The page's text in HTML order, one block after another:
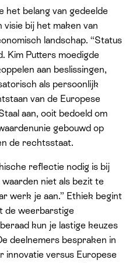
belang van gedeelde
bij het maken van
landschap. “Status
Kim Putters moedigde
aan beslissingen,
als persoonlijk
van de Europese
aan, ooit bedoeld om
gebouwd op
de rechtsstaat.
reflectie nodig is bij
niet als bezit te
werk je aan.” Ethiek begint
de weerbarstige
kun je lastige keuzes
deelnemers bespraken in
innovatie versus Europese